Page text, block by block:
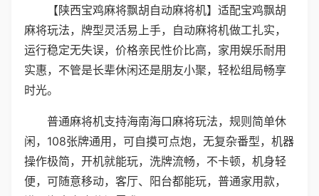
【陕西宝鸡麻将飘胡自动麻将机】适配宝鸡飘胡
麻将玩法，牌型灵活易上手，自动麻将机做工扎实，
运行稳定无失误，价格亲民性价比高，家用娱乐耐用
实惠，不管是长辈休闲还是朋友小聚，轻松组局畅享
时光。
普通麻将机支持海南海口麻将玩法，规则简单休
闲，108张牌通用，可自摸可点炮，无复杂番型，机器
操作极简，开机就能玩，洗牌流畅，不卡顿，机身轻
便，可随意移动，客厅、阳台都能玩，普通家用款，